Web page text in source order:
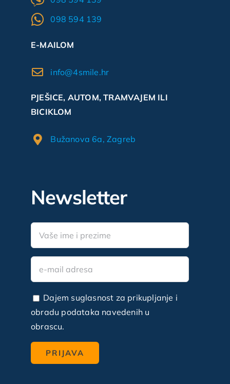
098 594 139
E-MAILOM
info@4smile.hr
PJEŠICE, AUTOM, TRAMVAJEM ILI
BICIKLOM
Bužanova 6a, Zagreb
Newsletter
Dajem suglasnost za prikupljanje i
obradu podataka navedenih u
obrascu.